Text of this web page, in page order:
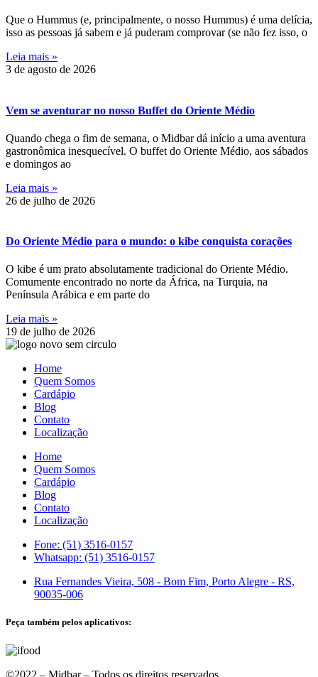
Que o Hummus (e, principalmente, o nosso Hummus) é uma delícia,
isso as pessoas já sabem e já puderam comprovar (se não fez isso, o
Leia mais »
3 de agosto de 2026
Vem se aventurar no nosso Buffet do Oriente Médio
Quando chega o fim de semana, o Midbar dá início a uma aventura
gastronômica inesquecível. O buffet do Oriente Médio, aos sábados
e domingos ao
Leia mais »
26 de julho de 2026
Do Oriente Médio para o mundo: o kibe conquista corações
O kibe é um prato absolutamente tradicional do Oriente Médio.
Comumente encontrado no norte da África, na Turquia, na
Península Arábica e em parte do
Leia mais »
19 de julho de 2026
Home
Quem Somos
Cardápio
Blog
Contato
Localização
Home
Quem Somos
Cardápio
Blog
Contato
Localização
Fone: (51) 3516-0157
Whatsapp: (51) 3516-0157
Rua Fernandes Vieira, 508 - Bom Fim, Porto Alegre - RS,
90035-006
Peça também pelos aplicativos:
©2022 – Midbar – Todos os direitos reservados.